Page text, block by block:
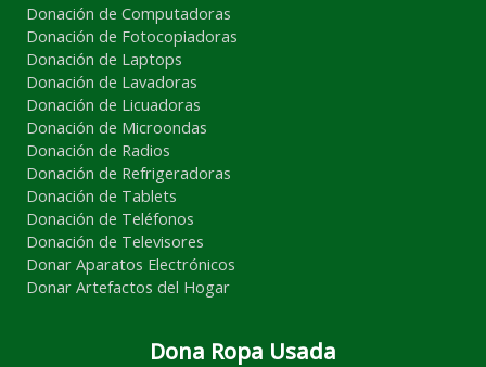
Donación de Computadoras
Donación de Fotocopiadoras
Donación de Laptops
Donación de Lavadoras
Donación de Licuadoras
Donación de Microondas
Donación de Radios
Donación de Refrigeradoras
Donación de Tablets
Donación de Teléfonos
Donación de Televisores
Donar Aparatos Electrónicos
Donar Artefactos del Hogar
Dona Ropa Usada